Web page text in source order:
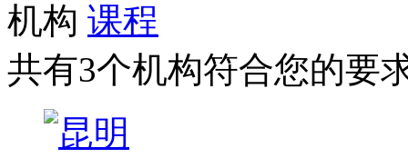
机构 课程
共有3个机构符合您的要